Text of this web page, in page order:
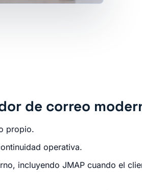
de correo
propio.
operativa.
incluyendo JMAP cuando el